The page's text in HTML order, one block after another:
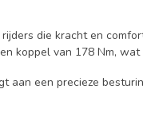
die kracht en
koppel van 178 Nm,
een precieze